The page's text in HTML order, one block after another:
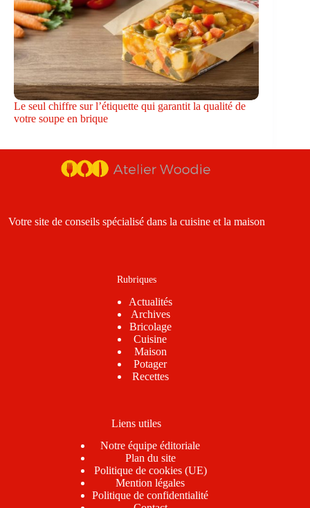
Le seul chiffre sur l’étiquette qui garantit la qualité de
votre soupe en brique
Votre site de conseils spécialisé dans la cuisine et la maison
Rubriques
Actualités
Archives
Bricolage
Cuisine
Maison
Potager
Recettes
Liens utiles
Notre équipe éditoriale
Plan du site
Politique de cookies (UE)
Mention légales
Politique de confidentialité